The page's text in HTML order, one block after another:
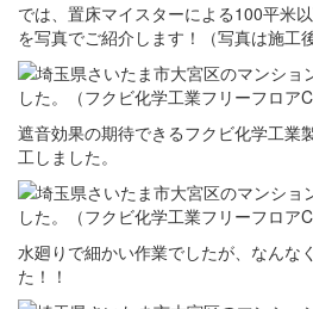
では、置床マイスターによる100平米
を写真でご紹介します！（写真は施工
遮音効果の期待できるフクビ化学工業
工しました。
水廻りで細かい作業でしたが、なんな
た！！